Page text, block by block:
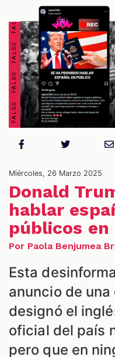
Miércoles, 26 Marzo 2025
Donald
hablar
públicos en
Por Paola Benjumea
Esta
anuncio de
designó el
oficial del país
pero que en